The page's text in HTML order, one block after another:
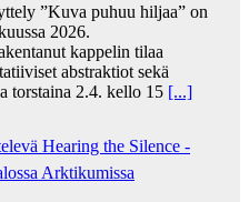
”Kuva puhuu hiljaa” on
2026.
kappelin tilaa
abstraktiot sekä
torstaina 2.4. kello 15 [...]
Hearing the Silence -
Arktikumissa